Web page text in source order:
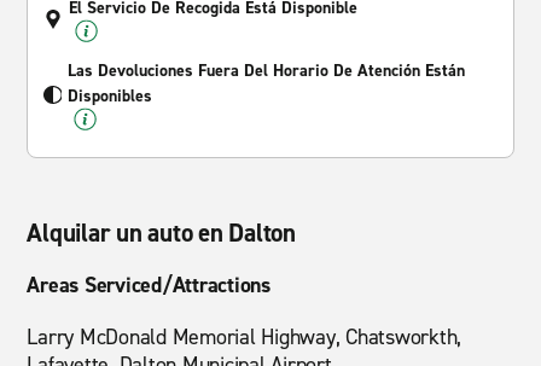
El Servicio De Recogida Está Disponible
Las Devoluciones Fuera Del Horario De Atención Están
Disponibles
Alquilar un auto en Dalton
Areas Serviced/Attractions
Larry McDonald Memorial Highway, Chatsworkth,